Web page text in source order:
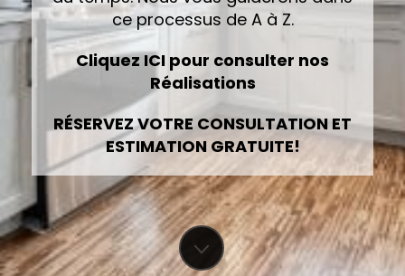
ce processus de A à Z.
Cliquez ICI pour consulter nos
Réalisations
RÉSERVEZ VOTRE CONSULTATION ET
ESTIMATION GRATUITE!